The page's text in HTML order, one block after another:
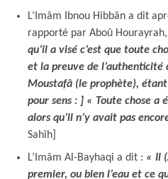
L’Imâm Ibnou Hibbân a dit
rapporté par Aboû
qu’il a visé c’est que toute
et la preuve de l’authenticité
Moustafâ (le prophète),
pour sens : ] « Toute chose a
alors qu’il n’y avait pas
Sahîh]
L’Imâm Al-Bayhaqi a dit : « Il
premier, ou bien l’eau et ce